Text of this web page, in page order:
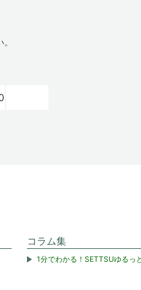
コラム集
1分でわかる！SETTSUゆるっ